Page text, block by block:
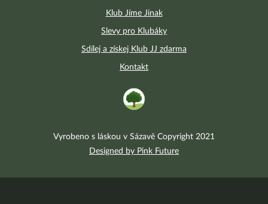
Klub Jíme Jinak
Slevy pro Klubáky
Sdílej a získej Klub JJ zdarma
Kontakt
Vyrobeno s láskou v Sázavě Copyright 2021
Designed by Pink Future